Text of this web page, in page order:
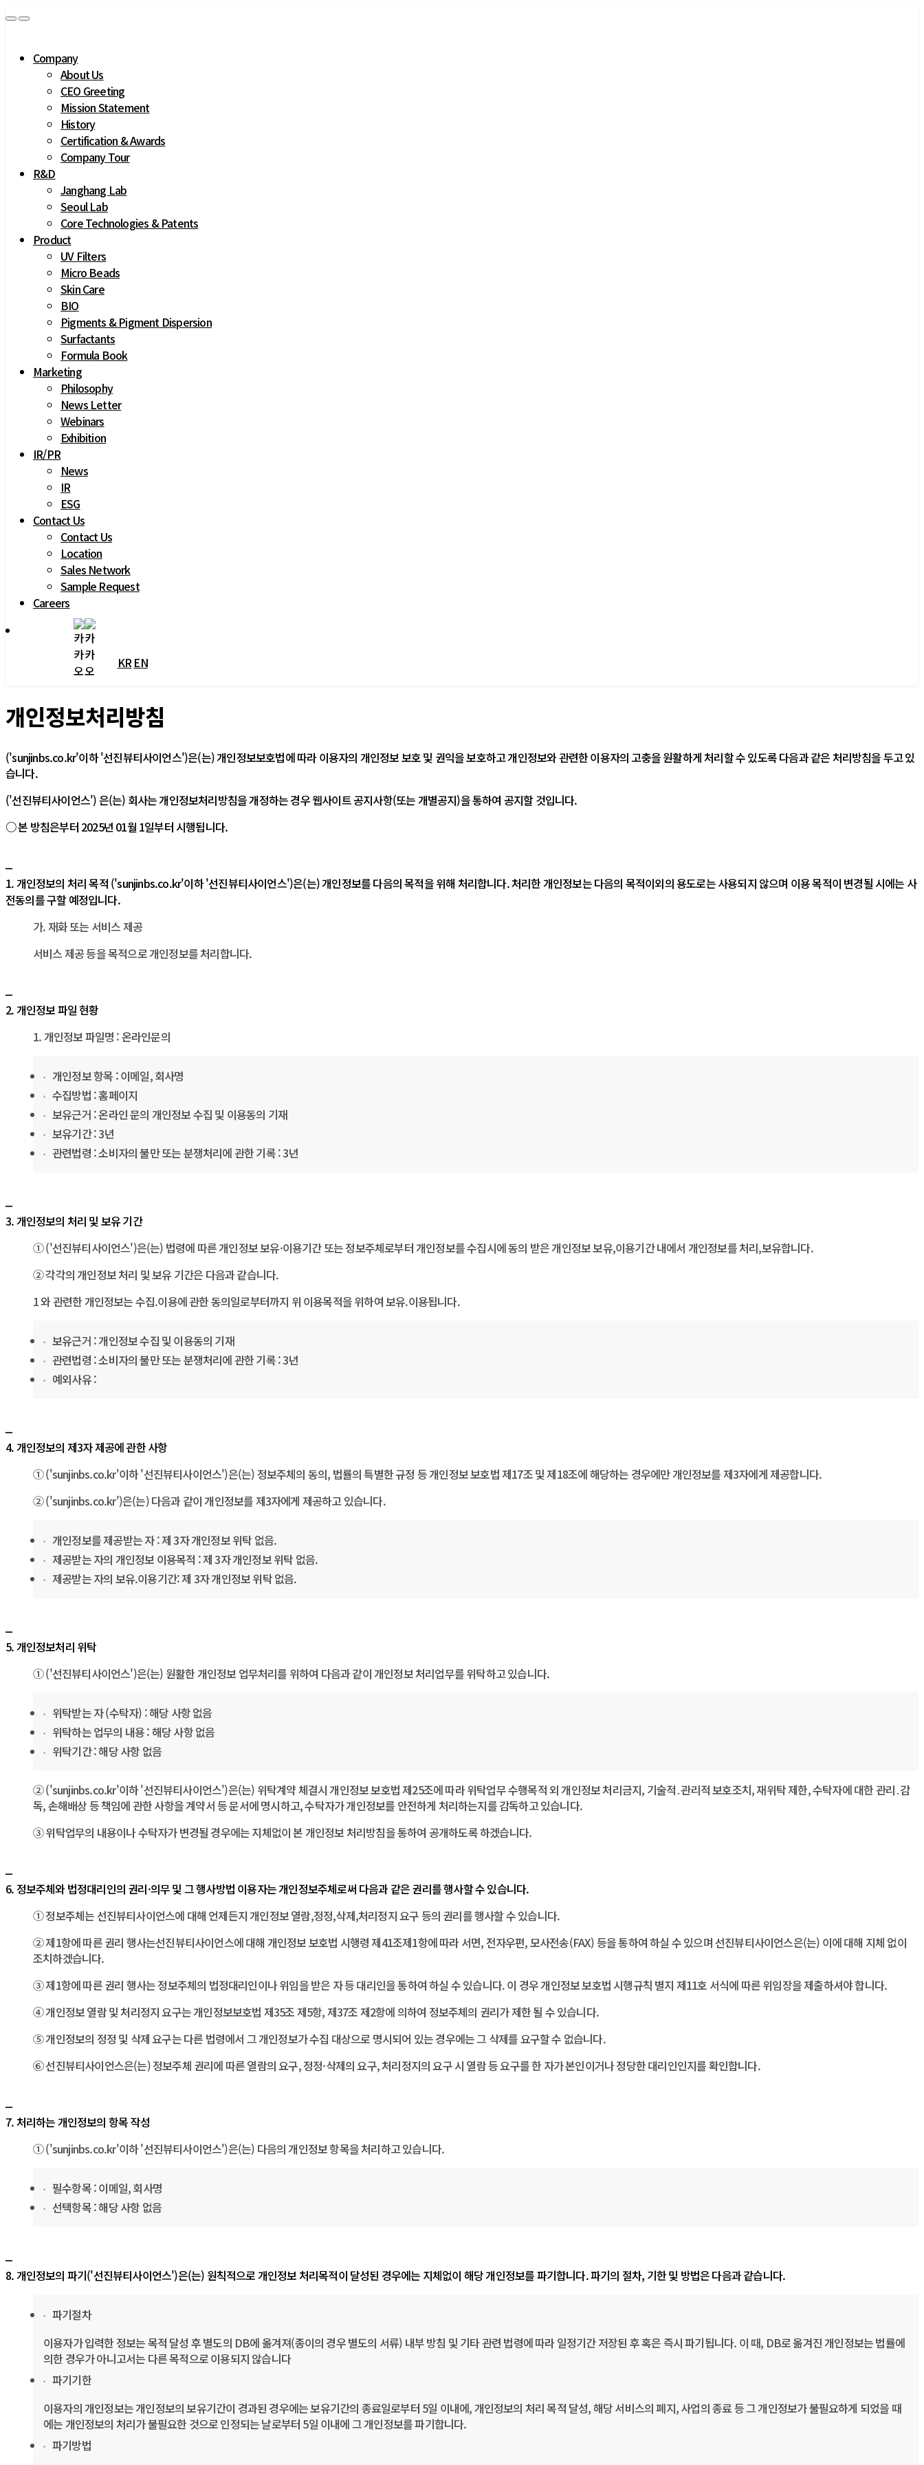
Company
About Us
CEO Greeting
Mission Statement
History
Certification & Awards
Company Tour
R&D
Janghang Lab
Seoul Lab
Core Technologies & Patents
Product
UV Filters
Micro Beads
Skin Care
BIO
Pigments & Pigment Dispersion
Surfactants
Formula Book
Marketing
Philosophy
News Letter
Webinars
Exhibition
IR/PR
News
IR
ESG
Contact Us
Contact Us
Location
Sales Network
Sample Request
Careers
KR EN
개인정보처리방침
(' sunjinbs.co.kr'이하 ' 선진뷰티사이언스')은(는) 개인정보보호법에 따라 이용자의 개인정보 보호 및 권익을 보호하고 개인정보와 관련한 이용자의 고충을 원활하게 처리할 수 있도록 다음과 같은 처리방침을 두고 있
습니다.
(' 선진뷰티사이언스') 은(는) 회사는 개인정보처리방침을 개정하는 경우 웹사이트 공지사항(또는 개별공지)을 통하여 공지할 것입니다.
○ 본 방침은부터 2025년 01월 1일부터 시행됩니다.
1. 개인정보의 처리 목적 (' sunjinbs.co.kr'이하 ' 선진뷰티사이언스')은(는) 개인정보를 다음의 목적을 위해 처리합니다. 처리한 개인정보는 다음의 목적이외의 용도로는 사용되지 않으며 이용 목적이 변경될 시에는 사
전동의를 구할 예정입니다.
가. 재화 또는 서비스 제공
서비스 제공 등을 목적으로 개인정보를 처리합니다.
2. 개인정보 파일 현황
1. 개인정보 파일명 : 온라인문의
개인정보 항목 : 이메일, 회사명
수집방법 : 홈페이지
보유근거 : 온라인 문의 개인정보 수집 및 이용동의 기재
보유기간 : 3년
관련법령 : 소비자의 불만 또는 분쟁처리에 관한 기록 : 3년
3. 개인정보의 처리 및 보유 기간
① (' 선진뷰티사이언스')은(는) 법령에 따른 개인정보 보유·이용기간 또는 정보주체로부터 개인정보를 수집시에 동의 받은 개인정보 보유,이용기간 내에서 개인정보를 처리,보유합니다.
② 각각의 개인정보 처리 및 보유 기간은 다음과 같습니다.
1 와 관련한 개인정보는 수집.이용에 관한 동의일로부터까지 위 이용목적을 위하여 보유.이용됩니다.
보유근거 : 개인정보 수집 및 이용동의 기재
관련법령 : 소비자의 불만 또는 분쟁처리에 관한 기록 : 3년
예외사유 :
4. 개인정보의 제3자 제공에 관한 사항
① (' sunjinbs.co.kr'이하 ' 선진뷰티사이언스')은(는) 정보주체의 동의, 법률의 특별한 규정 등 개인정보 보호법 제17조 및 제18조에 해당하는 경우에만 개인정보를 제3자에게 제공합니다.
② (' sunjinbs.co.kr')은(는) 다음과 같이 개인정보를 제3자에게 제공하고 있습니다.
개인정보를 제공받는 자 : 제 3자 개인정보 위탁 없음.
제공받는 자의 개인정보 이용목적 : 제 3자 개인정보 위탁 없음.
제공받는 자의 보유.이용기간: 제 3자 개인정보 위탁 없음.
5. 개인정보처리 위탁
① (' 선진뷰티사이언스')은(는) 원활한 개인정보 업무처리를 위하여 다음과 같이 개인정보 처리업무를 위탁하고 있습니다.
위탁받는 자 (수탁자) : 해당 사항 없음
위탁하는 업무의 내용 : 해당 사항 없음
위탁기간 : 해당 사항 없음
② (' sunjinbs.co.kr'이하 ' 선진뷰티사이언스')은(는) 위탁계약 체결시 개인정보 보호법 제25조에 따라 위탁업무 수행목적 외 개인정보 처리금지, 기술적․관리적 보호조치, 재위탁 제한, 수탁자에 대한 관리․감
독, 손해배상 등 책임에 관한 사항을 계약서 등 문서에 명시하고, 수탁자가 개인정보를 안전하게 처리하는지를 감독하고 있습니다.
③ 위탁업무의 내용이나 수탁자가 변경될 경우에는 지체없이 본 개인정보 처리방침을 통하여 공개하도록 하겠습니다.
6. 정보주체와 법정대리인의 권리·의무 및 그 행사방법 이용자는 개인정보주체로써 다음과 같은 권리를 행사할 수 있습니다.
① 정보주체는 선진뷰티사이언스에 대해 언제든지 개인정보 열람,정정,삭제,처리정지 요구 등의 권리를 행사할 수 있습니다.
② 제1항에 따른 권리 행사는 선진뷰티사이언스에 대해 개인정보 보호법 시행령 제41조제1항에 따라 서면, 전자우편, 모사전송(FAX) 등을 통하여 하실 수 있으며 선진뷰티사이언스은(는) 이에 대해 지체 없이
조치하겠습니다.
③ 제1항에 따른 권리 행사는 정보주체의 법정대리인이나 위임을 받은 자 등 대리인을 통하여 하실 수 있습니다. 이 경우 개인정보 보호법 시행규칙 별지 제11호 서식에 따른 위임장을 제출하셔야 합니다.
④ 개인정보 열람 및 처리정지 요구는 개인정보보호법 제35조 제5항, 제37조 제2항에 의하여 정보주체의 권리가 제한 될 수 있습니다.
⑤ 개인정보의 정정 및 삭제 요구는 다른 법령에서 그 개인정보가 수집 대상으로 명시되어 있는 경우에는 그 삭제를 요구할 수 없습니다.
⑥ 선진뷰티사이언스은(는) 정보주체 권리에 따른 열람의 요구, 정정·삭제의 요구, 처리정지의 요구 시 열람 등 요구를 한 자가 본인이거나 정당한 대리인인지를 확인합니다.
7. 처리하는 개인정보의 항목 작성
① (' sunjinbs.co.kr'이하 ' 선진뷰티사이언스')은(는) 다음의 개인정보 항목을 처리하고 있습니다.
필수항목 : 이메일, 회사명
선택항목 : 해당 사항 없음
8. 개인정보의 파기(' 선진뷰티사이언스')은(는) 원칙적으로 개인정보 처리목적이 달성된 경우에는 지체없이 해당 개인정보를 파기합니다. 파기의 절차, 기한 및 방법은 다음과 같습니다.
파기절차
이용자가 입력한 정보는 목적 달성 후 별도의 DB에 옮겨져(종이의 경우 별도의 서류) 내부 방침 및 기타 관련 법령에 따라 일정기간 저장된 후 혹은 즉시 파기됩니다. 이 때, DB로 옮겨진 개인정보는 법률에
의한 경우가 아니고서는 다른 목적으로 이용되지 않습니다
파기기한
이용자의 개인정보는 개인정보의 보유기간이 경과된 경우에는 보유기간의 종료일로부터 5일 이내에, 개인정보의 처리 목적 달성, 해당 서비스의 폐지, 사업의 종료 등 그 개인정보가 불필요하게 되었을 때
에는 개인정보의 처리가 불필요한 것으로 인정되는 날로부터 5일 이내에 그 개인정보를 파기합니다.
파기방법